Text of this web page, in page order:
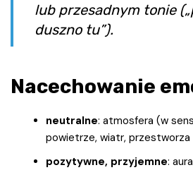
lub przesadnym tonie
duszno tu”).
Nacechowanie
neutralne: atmosfera (w
powietrze, wiatr, przestworza
pozytywne, przyjemne: